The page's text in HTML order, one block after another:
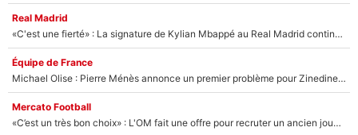
Real Madrid
«C'est une fierté» : La signature de Kylian Mbappé au Real Madrid continue de régaler l'Espagne
Équipe de France
Michael Olise : Pierre Ménès annonce un premier problème pour Zinedine Zidane en équipe de France
Mercato Football
«C’est un très bon choix» : L'OM fait une offre pour recruter un ancien joueur du PSG... et c'est validé dans l'After Foot !